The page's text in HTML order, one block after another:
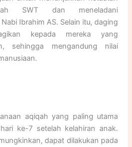
SWT dan meneladani
Ibrahim AS. Selain itu, daging
kepada mereka yang
sehingga mengandung nilai
aqiqah yang paling utama
ke-7 setelah kelahiran anak.
dapat dilakukan pada